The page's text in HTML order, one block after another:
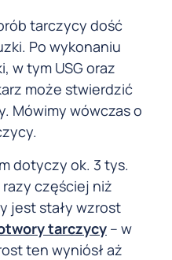
tarczycy dość
Po wykonaniu
w tym USG oraz
może stwierdzić
Mówimy wówczas o
dotyczy ok. 3 tys.
częściej niż
jest stały wzrost
tarczycy – w
ten wyniósł aż